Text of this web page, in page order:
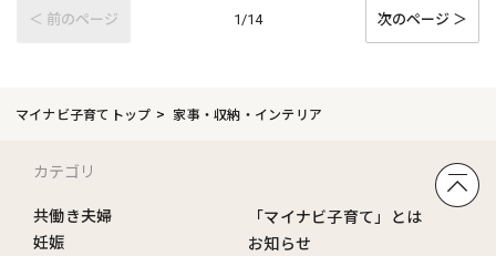
＜ 前のページ 1/14 次のページ ＞
マイナビ子育てトップ 家事・収納・インテリア
カテゴリ
共働き夫婦
妊娠
「マイナビ子育て」とは
お知らせ